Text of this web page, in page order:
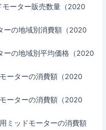
モーター販売数量（2020
ーの地域別消費額（2020
ーの地域別平均価格（2020
ーターの消費額（2020
ーターの消費額（2020
ミッドモーターの消費額